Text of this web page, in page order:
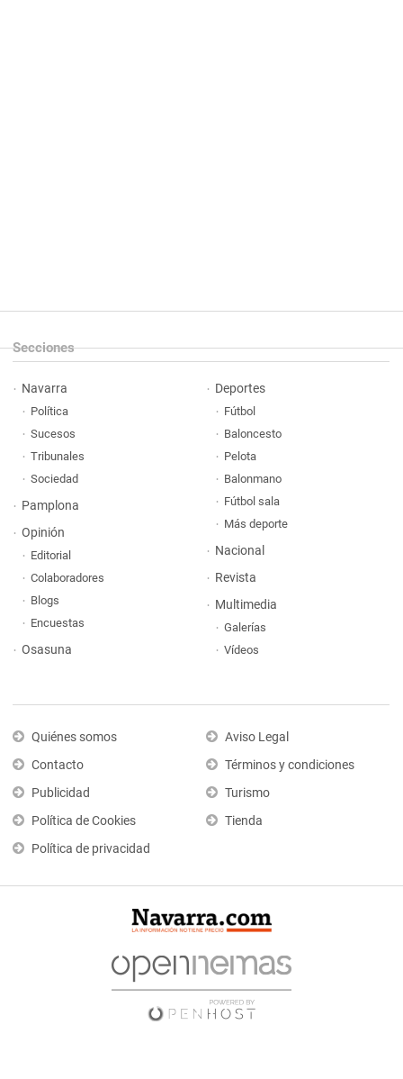
Secciones
Navarra
Política
Sucesos
Tribunales
Sociedad
Pamplona
Opinión
Editorial
Colaboradores
Blogs
Encuestas
Osasuna
Deportes
Fútbol
Baloncesto
Pelota
Balonmano
Fútbol sala
Más deporte
Nacional
Revista
Multimedia
Galerías
Vídeos
Quiénes somos
Contacto
Publicidad
Política de Cookies
Política de privacidad
Aviso Legal
Términos y condiciones
Turismo
Tienda